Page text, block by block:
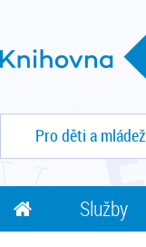
Pro děti a mládež
Služby